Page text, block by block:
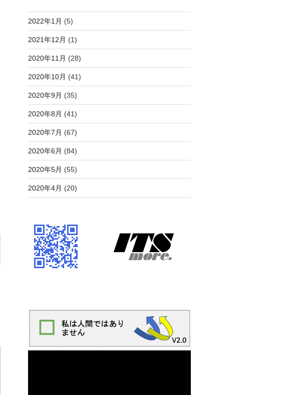
2022年1月 (5)
2021年12月 (1)
2020年11月 (28)
2020年10月 (41)
2020年9月 (35)
2020年8月 (41)
2020年7月 (67)
2020年6月 (84)
2020年5月 (55)
2020年4月 (20)